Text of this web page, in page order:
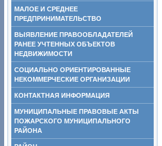
МАЛОЕ И СРЕДНЕЕ
ПРЕДПРИНИМАТЕЛЬСТВО
ВЫЯВЛЕНИЕ ПРАВООБЛАДАТЕЛЕЙ
РАНЕЕ УЧТЕННЫХ ОБЪЕКТОВ
НЕДВИЖИМОСТИ
СОЦИАЛЬНО ОРИЕНТИРОВАННЫЕ
НЕКОММЕРЧЕСКИЕ ОРГАНИЗАЦИИ
КОНТАКТНАЯ ИНФОРМАЦИЯ
МУНИЦИПАЛЬНЫЕ ПРАВОВЫЕ АКТЫ
ПОЖАРСКОГО МУНИЦИПАЛЬНОГО
РАЙОНА